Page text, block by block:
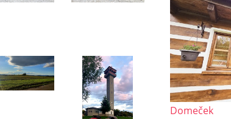
Domeček